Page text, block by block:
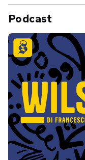
Podcast